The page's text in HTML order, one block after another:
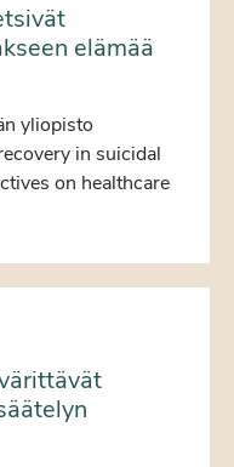
elämää
yliopisto
in suicidal
on healthcare